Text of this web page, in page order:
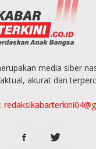
media siber
akurat dan